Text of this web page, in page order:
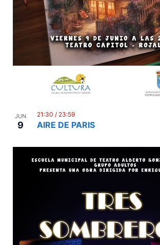
JUN
9 AIRE DE PARIS
21:30 / 23:59